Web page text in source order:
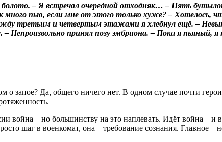
болото. – Я встречал очередной отходняк…– Пять
пью, если мне от этого только хуже? – Хотелось,
третьим и четвертым этажами я хлебнул ещё. –
Непроизвольно принял позу эмбриона. – Пока я пьяный,
запое? Да, общего ничего нет. В одном случае почти
война – но большинству на это наплевать. Идёт война –
шаг в военкомат, она – требование сознания. Главное –